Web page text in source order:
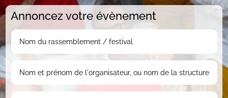
Annoncez votre évènement